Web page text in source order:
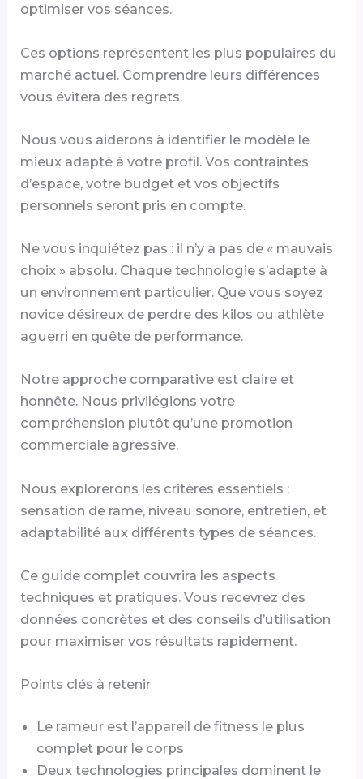
optimiser vos séances.
Ces options représentent les plus populaires du
marché actuel. Comprendre leurs différences
vous évitera des regrets.
Nous vous aiderons à identifier le modèle le
mieux adapté à votre profil. Vos contraintes
d’espace, votre budget et vos objectifs
personnels seront pris en compte.
Ne vous inquiétez pas : il n’y a pas de « mauvais
choix » absolu. Chaque technologie s’adapte à
un environnement particulier. Que vous soyez
novice désireux de perdre des kilos ou athlète
aguerri en quête de performance.
Notre approche comparative est claire et
honnête. Nous privilégions votre
compréhension plutôt qu’une promotion
commerciale agressive.
Nous explorerons les critères essentiels :
sensation de rame, niveau sonore, entretien, et
adaptabilité aux différents types de séances.
Ce guide complet couvrira les aspects
techniques et pratiques. Vous recevrez des
données concrètes et des conseils d’utilisation
pour maximiser vos résultats rapidement.
Points clés à retenir
Le rameur est l’appareil de fitness le plus
complet pour le corps
Deux technologies principales dominent le